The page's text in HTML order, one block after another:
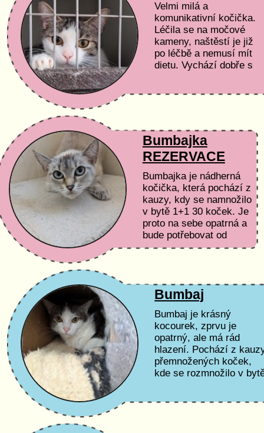
Velmi milá a
komunikativní kočička.
Léčila se na močové
kameny, naštěstí je již
po léčbě a nemusí mít
dietu. Vychází dobře s
Bumbajka
REZERVACE
Bumbajka je nádherná
kočička, která pochází z
kauzy, kdy se namnožilo
v bytě 1+1 30 koček. Je
proto na sebe opatrná a
bude potřebovat od
nového majitele trošku
Bumbaj
Bumbaj je krásný
kocourek, zprvu je
opatrný, ale má rád
hlazení. Pochází z
přemnožených koček,
kde se rozmnožilo v